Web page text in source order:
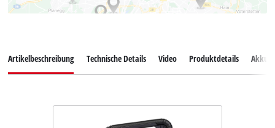
Artikelbeschreibung Technische Details Video Produktdetails